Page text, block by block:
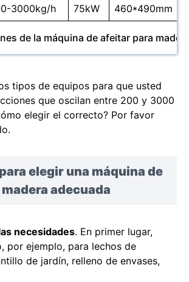
3000kg/h 75kW 460*490mm
de la máquina de afeitar para
tipos de equipos para que usted
que oscilan entre 200 y 3000
elegir el correcto? Por favor
elegir una máquina de
adecuada
necesidades. En primer lugar,
por ejemplo, para lechos de
de jardín, relleno de envases,